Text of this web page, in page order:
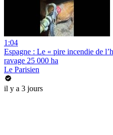
1:04
Espagne : Le « pire incendie de
ravage 25 000 ha
Le Parisien
il y a 3 jours